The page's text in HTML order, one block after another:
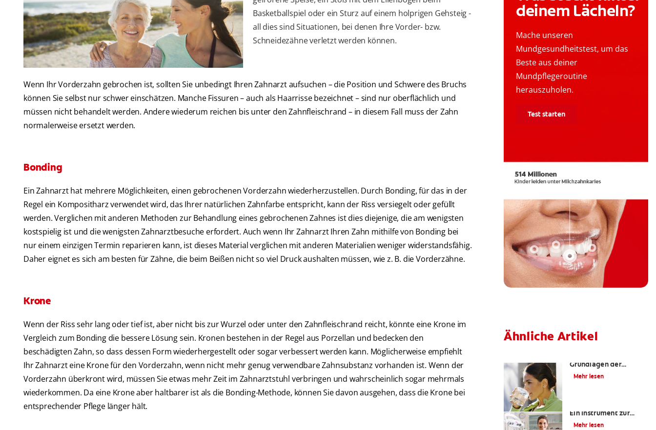
Basketballspiel oder ein Sturz auf einem holprigen Gehsteig -
all dies sind Situationen, bei denen Ihre Vorder- bzw.
Schneidezähne verletzt werden können.
Wenn Ihr Vorderzahn gebrochen ist, sollten Sie unbedingt Ihren Zahnarzt aufsuchen – die Position und Schwere des Bruchs
können Sie selbst nur schwer einschätzen. Manche Fissuren – auch als Haarrisse bezeichnet – sind nur oberflächlich und
müssen nicht behandelt werden. Andere wiederum reichen bis unter den Zahnfleischrand – in diesem Fall muss der Zahn
normalerweise ersetzt werden.
Bonding
Ein Zahnarzt hat mehrere Möglichkeiten, einen gebrochenen Vorderzahn wiederherzustellen. Durch Bonding, für das in der
Regel ein Kompositharz verwendet wird, das Ihrer natürlichen Zahnfarbe entspricht, kann der Riss versiegelt oder gefüllt
werden. Verglichen mit anderen Methoden zur Behandlung eines gebrochenen Zahnes ist dies diejenige, die am wenigsten
kostspielig ist und die wenigsten Zahnarztbesuche erfordert. Auch wenn Ihr Zahnarzt Ihren Zahn mithilfe von Bonding bei
nur einem einzigen Termin reparieren kann, ist dieses Material verglichen mit anderen Materialien weniger widerstandsfähig.
Daher eignet es sich am besten für Zähne, die beim Beißen nicht so viel Druck aushalten müssen, wie z. B. die Vorderzähne.
Krone
Wenn der Riss sehr lang oder tief ist, aber nicht bis zur Wurzel oder unter den Zahnfleischrand reicht, könnte eine Krone im
Vergleich zum Bonding die bessere Lösung sein. Kronen bestehen in der Regel aus Porzellan und bedecken den
beschädigten Zahn, so dass dessen Form wiederhergestellt oder sogar verbessert werden kann. Möglicherweise empfiehlt
Ihr Zahnarzt eine Krone für den Vorderzahn, wenn nicht mehr genug verwendbare Zahnsubstanz vorhanden ist. Wenn der
Vorderzahn überkront wird, müssen Sie etwas mehr Zeit im Zahnarztstuhl verbringen und wahrscheinlich sogar mehrmals
wiederkommen. Da eine Krone aber haltbarer ist als die Bonding-Methode, können Sie davon ausgehen, dass die Krone bei
entsprechender Pflege länger hält.
deinem Lächeln?
Mache unseren
Mundgesundheitstest, um das
Beste aus deiner
Mundpflegeroutine
herauszuholen.
Test starten
Ähnliche Artikel
Grundlagen der
Mundgesundheit |
Mehr lesen
Ein Instrument zur
Prävention
Mehr lesen